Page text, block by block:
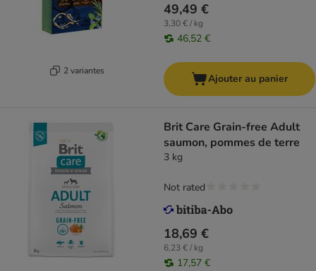
2 variantes
49,49 €
3,30 € / kg
46,52 €
Ajouter au panier
Brit Care Grain-free Adult
saumon, pommes de terre
3 kg
18,69 €
6,23 € / kg
17,57 €
Not rated